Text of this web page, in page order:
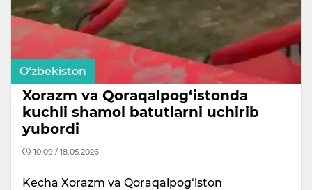
O‘zbekiston
Xorazm va Qoraqalpog‘istonda
kuchli shamol batutlarni uchirib
yubordi
10:09 / 18.05.2026
Kecha Xorazm va Qoraqalpog‘iston